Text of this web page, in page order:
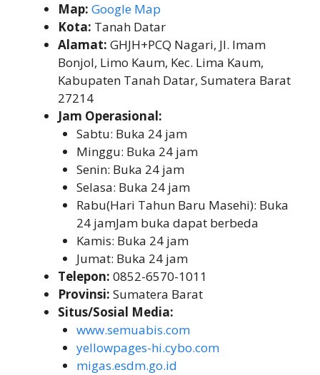
Map: Google Map
Kota: Tanah Datar
Alamat: GHJH+PCQ Nagari, Jl. Imam
Bonjol, Limo Kaum, Kec. Lima Kaum,
Kabupaten Tanah Datar, Sumatera Barat
27214
Jam Operasional:
Sabtu: Buka 24 jam
Minggu: Buka 24 jam
Senin: Buka 24 jam
Selasa: Buka 24 jam
Rabu(Hari Tahun Baru Masehi): Buka
24 jamJam buka dapat berbeda
Kamis: Buka 24 jam
Jumat: Buka 24 jam
Telepon: 0852-6570-1011
Provinsi: Sumatera Barat
Situs/Sosial Media:
www.semuabis.com
yellowpages-hi.cybo.com
migas.esdm.go.id